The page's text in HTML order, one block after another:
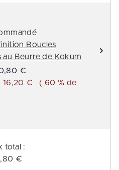
Boucles
au Beurre de Kokum
:
​​actuel :
€
16,20 €
( 60 % de
​​total :
€